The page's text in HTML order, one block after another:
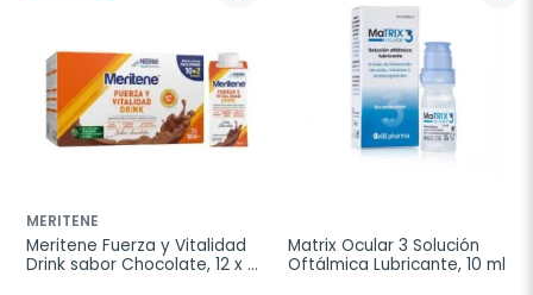
MERITENE
Meritene Fuerza y Vitalidad
Drink sabor Chocolate, 12 x
Matrix Ocular 3 Solución
Oftálmica Lubricante, 10 ml